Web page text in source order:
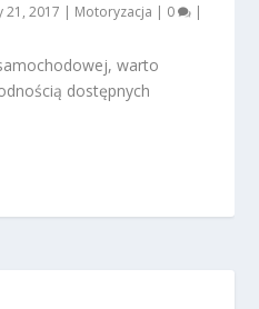
21, 2017 | Motoryzacja | 0 |
warto
dostępnych